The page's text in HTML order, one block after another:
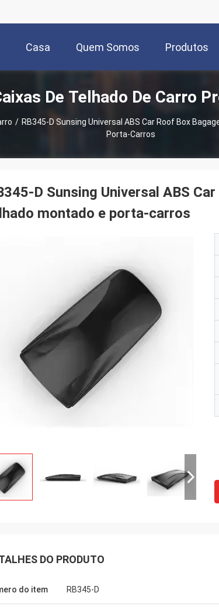
Casa Quem Somos Produtos
De Telhado De Carro
/ RB345-D Sunsing Universal ABS Car Roof Box
Porta-Carros
D Sunsing Universal ABS
montado e porta-carros
DO PRODUTO
do item RB345-D